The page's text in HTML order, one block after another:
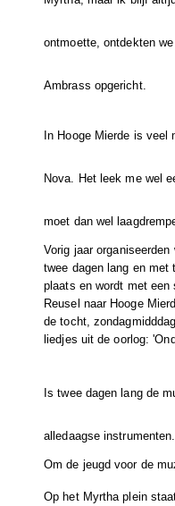
ontmoette, ontdekten
Ambrass opgericht.
In Hooge Mierde is
Nova. Het leek me wel
moet dan wel
Vorig jaar
twee dagen lang en met
plaats en wordt met
Reusel naar Hooge
de tocht,
liedjes uit de oorlog:
Is twee dagen lang de
alledaagse instrumenten.
Om de jeugd voor de
Op het Myrtha plein